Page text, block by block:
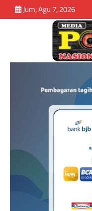
Jum, Agu 7, 2026